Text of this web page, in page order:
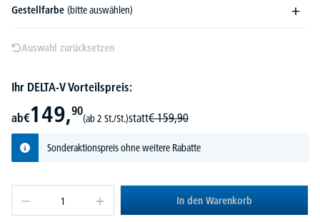
Gestellfarbe (bitte auswählen)
Auswahl zurücksetzen
Ihr DELTA-V Vorteilspreis:
ab€149,90
(ab 2 St./St.)statt€ 159,90
Sonderaktionspreis ohne weitere Rabatte
In den Warenkorb